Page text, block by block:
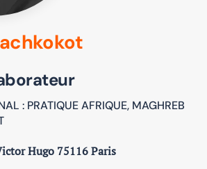
: PRATIQUE AFRIQUE, MAGHREB
Hugo 75116 Paris